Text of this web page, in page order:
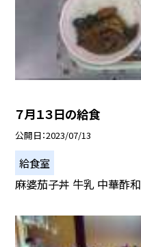
７月１３日の給食
公開日 2023/07/13
給食室
麻婆茄子丼 牛乳 中華酢